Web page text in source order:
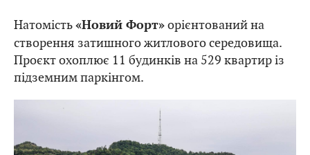
Натомість«Новий Форт»орієнтований на
створення затишного житлового середовища.
Проєкт охоплює 11 будинків на 529 квартир із
підземним паркінгом.